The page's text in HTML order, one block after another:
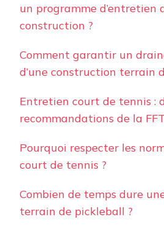
un programme d’entretien
construction ?
Comment garantir un
d’une construction terrain
Entretien court de tennis :
recommandations de la
Pourquoi respecter les
court de tennis ?
Combien de temps dure
terrain de pickleball ?